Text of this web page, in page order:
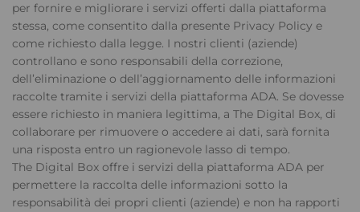
per fornire e migliorare i servizi offerti dalla piattaforma
stessa, come consentito dalla presente Privacy Policy e
come richiesto dalla legge. I nostri clienti (aziende)
controllano e sono responsabili della correzione,
dell’eliminazione o dell’aggiornamento delle informazioni
raccolte tramite i servizi della piattaforma ADA. Se dovesse
essere richiesto in maniera legittima, a The Digital Box, di
collaborare per rimuovere o accedere ai dati, sarà fornita
una risposta entro un ragionevole lasso di tempo.
The Digital Box offre i servizi della piattaforma ADA per
permettere la raccolta delle informazioni sotto la
responsabilità dei propri clienti (aziende) e non ha rapporti